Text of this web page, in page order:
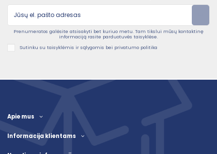
Prenumeratos galėsite atsisakyti bet kuriuo metu. Tam tikslui mūsų kontaktinę
informaciją rasite parduotuvės taisyklėse.
Sutinku su taisyklėmis ir sąlygomis bei privatumo politika
Apie mus
Informacija klientams